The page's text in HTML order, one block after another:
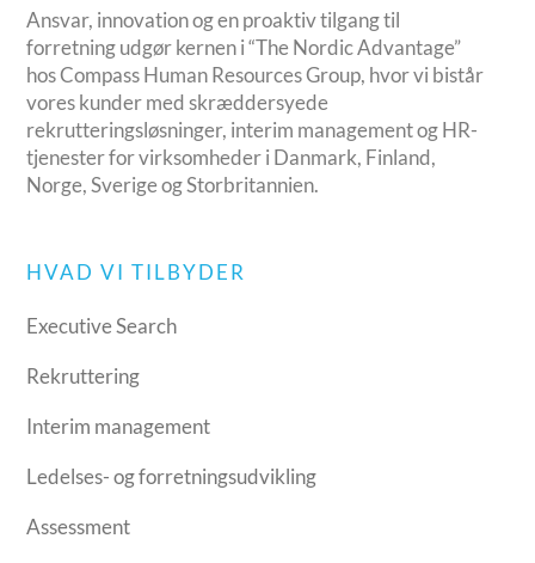
Ansvar, innovation og en proaktiv tilgang til
forretning udgør kernen i “The Nordic Advantage”
hos Compass Human Resources Group, hvor vi bistår
vores kunder med skræddersyede
rekrutteringsløsninger, interim management og HR-
tjenester for virksomheder i Danmark, Finland,
Norge, Sverige og Storbritannien.
HVAD VI TILBYDER
Executive Search
Rekruttering
Interim management
Ledelses- og forretningsudvikling
Assessment